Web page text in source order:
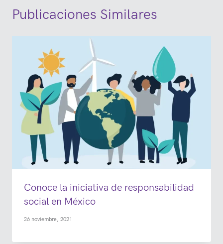
Publicaciones Similares
Conoce la iniciativa de responsabilidad
social en México
26 noviembre, 2021